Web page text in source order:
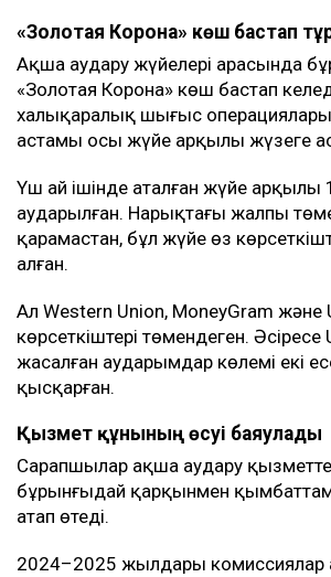
«Золотая Корона» көш бастап
Ақша аудару жүйелері арасында
«Золотая Корона» көш бастап
халықаралық шығыс
астамы осы жүйе арқылы жүзеге
Үш ай ішінде аталған жүйе арқылы
аударылған. Нарықтағы жалпы
қарамастан, бұл жүйе өз
алған.
Ал Western Union, MoneyGram және
көрсеткіштері төмендеген.
жасалған аударымдар көлемі екі
қысқарған.
Қызмет құнының өсуі баяулады
Сарапшылар ақша аудару
бұрынғыдай қарқынмен
атап өтеді.
2024–2025 жылдары комиссиялар